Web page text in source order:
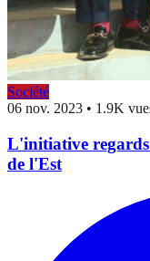
Société
06 nov. 2023 • 1.9K
L'initiative regards
de l'Est